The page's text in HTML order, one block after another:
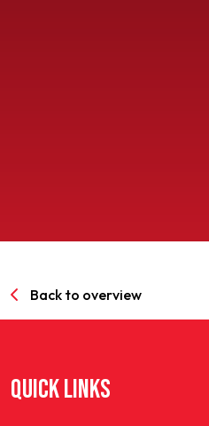
Back to overview
QUICK LINKS